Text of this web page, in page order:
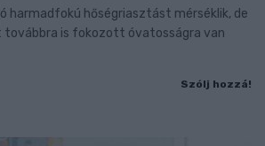
harmadfokú hőségriasztást mérséklik, de
is fokozott óvatosságra van
Szólj hozzá!